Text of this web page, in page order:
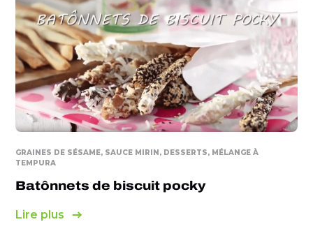
GRAINES DE SÉSAME, SAUCE MIRIN, DESSERTS, MÉLANGE À
TEMPURA
Batônnets de biscuit pocky
Lire plus